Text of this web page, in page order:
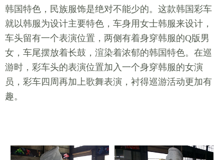
韩国特色，民族服饰是绝对不能少的。这款韩国彩车
就以韩服为设计主要特色，车身用女士韩服来设计，
车头留有一个表演位置，两侧有着身穿韩服的Q版男
女，车尾摆放着长鼓，渲染着浓郁的韩国特色。在巡
游时，彩车头的表演位置加入一个身穿韩服的女演
员，彩车四周再加上歌舞表演，衬得巡游活动更加有
趣。